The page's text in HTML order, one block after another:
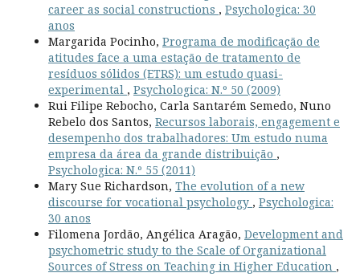
career as social constructions , Psychologica: 30
anos
Margarida Pocinho, Programa de modificação de
atitudes face a uma estação de tratamento de
resíduos sólidos (ETRS): um estudo quasi-
experimental , Psychologica: N.º 50 (2009)
Rui Filipe Rebocho, Carla Santarém Semedo, Nuno
Rebelo dos Santos, Recursos laborais, engagement e
desempenho dos trabalhadores: Um estudo numa
empresa da área da grande distribuição ,
Psychologica: N.º 55 (2011)
Mary Sue Richardson, The evolution of a new
discourse for vocational psychology , Psychologica:
30 anos
Filomena Jordão, Angélica Aragão, Development and
psychometric study to the Scale of Organizational
Sources of Stress on Teaching in Higher Education ,